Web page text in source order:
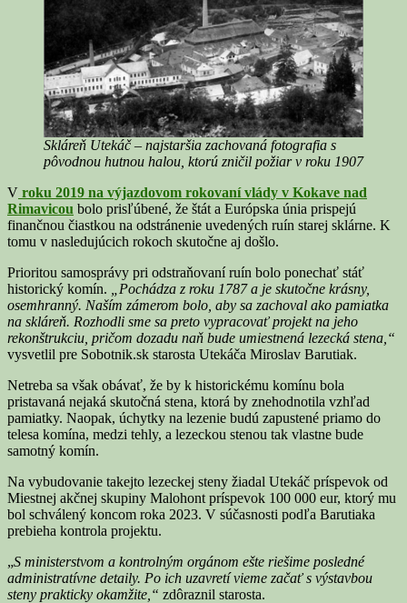
Skláreň Utekáč – najstaršia zachovaná fotografia s
pôvodnou hutnou halou, ktorú zničil požiar v roku 1907
V roku 2019 na výjazdovom rokovaní vlády v Kokave nad
Rimavicou bolo prisľúbené, že štát a Európska únia prispejú
finančnou čiastkou na odstránenie uvedených ruín starej sklárne. K
tomu v nasledujúcich rokoch skutočne aj došlo.
Prioritou samosprávy pri odstraňovaní ruín bolo ponechať stáť
historický komín.
„Pochádza z roku 1787 a je skutočne krásny,
osemhranný. Naším zámerom bolo, aby sa zachoval ako pamiatka
na skláreň. Rozhodli sme sa preto vypracovať projekt na jeho
rekonštrukciu, pričom dozadu naň bude umiestnená lezecká stena,“
vysvetlil pre Sobotnik.sk starosta Utekáča Miroslav Barutiak.
Netreba sa však obávať, že by k historickému komínu bola
pristavaná nejaká skutočná stena, ktorá by znehodnotila vzhľad
pamiatky. Naopak, úchytky na lezenie budú zapustené priamo do
telesa komína, medzi tehly, a lezeckou stenou tak vlastne bude
samotný komín.
Na vybudovanie takejto lezeckej steny žiadal Utekáč príspevok od
Miestnej akčnej skupiny Malohont príspevok 100 000 eur, ktorý mu
bol schválený koncom roka 2023. V súčasnosti podľa Barutiaka
prebieha kontrola projektu.
„S ministerstvom a kontrolným orgánom ešte riešime posledné
administratívne detaily. Po ich uzavretí vieme začať s výstavbou
steny prakticky okamžite,“ zdôraznil starosta.